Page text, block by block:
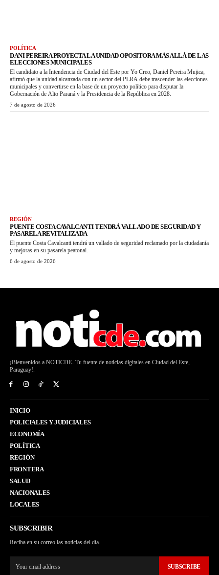
POLÍTICA
DANI PEREIRA PROYECTA LA UNIDAD OPOSITORA MÁS ALLÁ DE LAS
ELECCIONES MUNICIPALES
El candidato a la Intendencia de Ciudad del Este por Yo Creo, Daniel Pereira Mujica,
afirmó que la unidad alcanzada con un sector del PLRA debe trascender las elecciones
municipales y convertirse en la base de un proyecto político para disputar la
Gobernación de Alto Paraná y la Presidencia de la República en 2028.
7 de agosto de 2026
REGIÓN
PUENTE COSTA CAVALCANTI TENDRÁ VALLADO DE SEGURIDAD Y
PASARELA REVITALIZADA
El puente Costa Cavalcanti tendrá un vallado de seguridad reclamado por la ciudadanía
y mejoras en su pasarela peatonal.
6 de agosto de 2026
¡Bienvenidos a NOTICDE- Tu fuente de noticias digitales en Ciudad del Este,
Paraguay!.
INICIO
POLICIALES Y JUDICIALES
ECONOMÍA
POLÍTICA
REGIÓN
FRONTERA
SALUD
NACIONALES
LOCALES
SUBSCRIBIR
Reciba en su correo las noticias del día.
SUBSCRIBE